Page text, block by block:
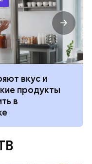
вкус и
продукты
в